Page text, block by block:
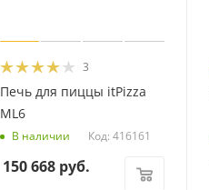
3
Печь для пиццы itPizza
ML6
В наличии Код: 416161
150 668руб.